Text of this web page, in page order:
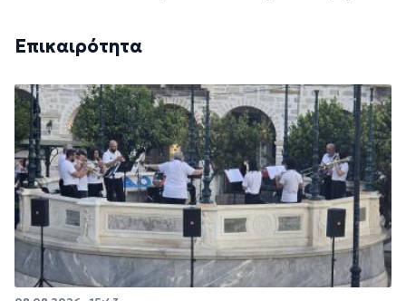
Επικαιρότητα